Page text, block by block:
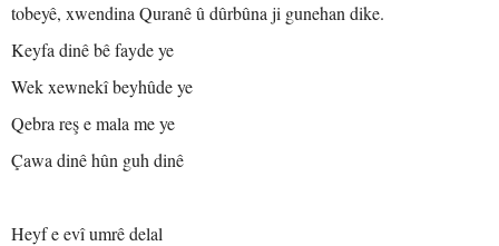
tobeyê, xwendina Quranê û dûrbûna ji gunehan dike.
Keyfa dinê bê fayde ye
Wek xewnekî beyhûde ye
Qebra reş e mala me ye
Çawa dinê hûn guh dinê
Heyf e evî umrê delal